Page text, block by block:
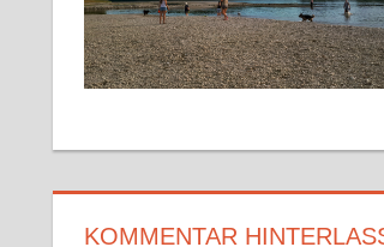
KOMMENTAR